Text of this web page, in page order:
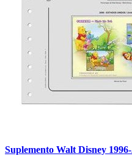
Suplemento Walt Disney